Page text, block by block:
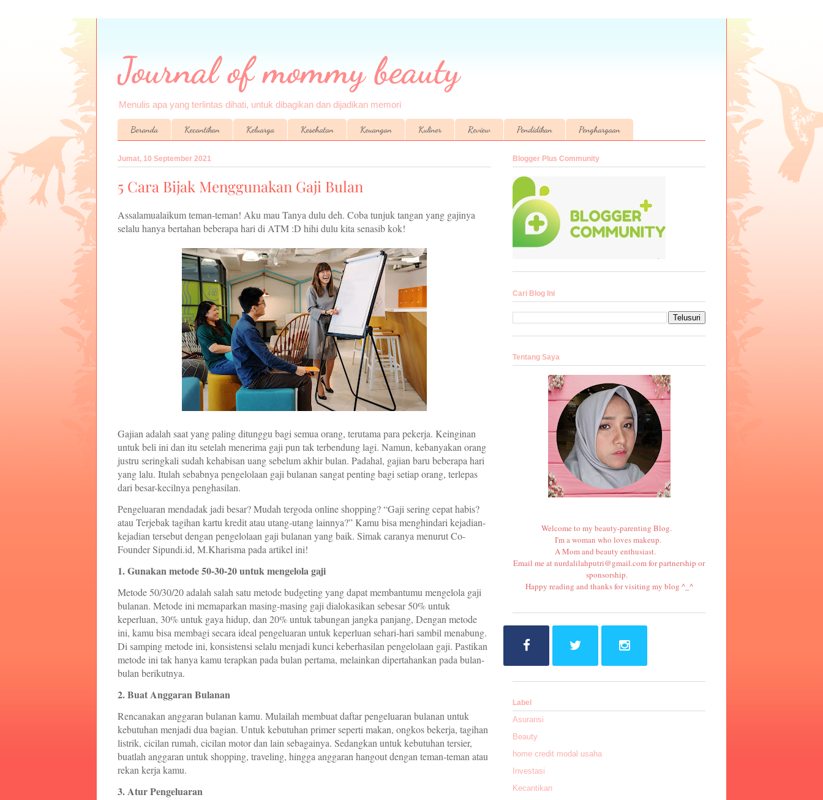
Journal of mommy beauty
Menulis apa yang terlintas dihati, untuk dibagikan dan dijadikan memori
Beranda Kecantikan Keluarga Kesehatan Keuangan Kuliner Review Pendidikan Penghargaan
Jumat, 10 September 2021
5 Cara Bijak Menggunakan Gaji Bulan
Assalamualaikum teman-teman! Aku mau Tanya dulu deh. Coba tunjuk tangan yang gajinya
selalu hanya bertahan beberapa hari di ATM :D hihi dulu kita senasib kok!
Gajian adalah saat yang paling ditunggu bagi semua orang, terutama para pekerja. Keinginan
untuk beli ini dan itu setelah menerima gaji pun tak terbendung lagi. Namun, kebanyakan orang
justru seringkali sudah kehabisan uang sebelum akhir bulan. Padahal, gajian baru beberapa hari
yang lalu. Itulah sebabnya pengelolaan gaji bulanan sangat penting bagi setiap orang, terlepas
dari besar-kecilnya penghasilan.
Pengeluaran mendadak jadi besar? Mudah tergoda online shopping? “Gaji sering cepat habis?
atau Terjebak tagihan kartu kredit atau utang-utang lainnya?” Kamu bisa menghindari kejadian-
kejadian tersebut dengan pengelolaan gaji bulanan yang baik. Simak caranya menurut Co-
Founder Sipundi.id, M.Kharisma pada artikel ini!
1. Gunakan metode 50-30-20 untuk mengelola gaji
Metode 50/30/20 adalah salah satu metode budgeting yang dapat membantumu mengelola gaji
bulanan. Metode ini memaparkan masing-masing gaji dialokasikan sebesar 50% untuk
keperluan, 30% untuk gaya hidup, dan 20% untuk tabungan jangka panjang, Dengan metode
ini, kamu bisa membagi secara ideal pengeluaran untuk keperluan sehari-hari sambil menabung.
Di samping metode ini, konsistensi selalu menjadi kunci keberhasilan pengelolaan gaji. Pastikan
metode ini tak hanya kamu terapkan pada bulan pertama, melainkan dipertahankan pada bulan-
bulan berikutnya.
2. Buat Anggaran Bulanan
Rencanakan anggaran bulanan kamu. Mulailah membuat daftar pengeluaran bulanan untuk
kebutuhan menjadi dua bagian. Untuk kebutuhan primer seperti makan, ongkos bekerja, tagihan
listrik, cicilan rumah, cicilan motor dan lain sebagainya. Sedangkan untuk kebutuhan tersier,
buatlah anggaran untuk shopping, traveling, hingga anggaran hangout dengan teman-teman atau
rekan kerja kamu.
3. Atur Pengeluaran
Blogger Plus Community
Cari Blog Ini
Tentang Saya
Welcome to my beauty-parenting Blog.
I'm a woman who loves makeup.
A Mom and beauty enthusiast.
Email me atnurdalilahputri@gmail.comfor partnership or
sponsorship.
Happy reading and thanks for visiting my blog ^_^
Label
Asuransi
Beauty
home credit modal usaha
Investasi
Kecantikan